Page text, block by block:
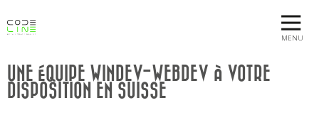
MENU
UNE ÉQUIPE WINDEV-WEBDEV À VOTRE
DISPOSITION EN SUISSE